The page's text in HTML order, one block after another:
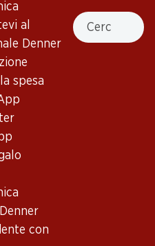
al
Denner
spesa
con
Cercare
e di frutta esotica
con una spuma fine, un